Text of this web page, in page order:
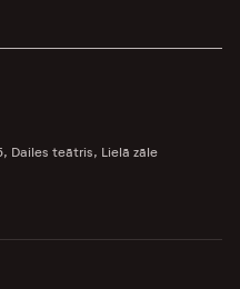
Dailes teātris, Lielā zāle